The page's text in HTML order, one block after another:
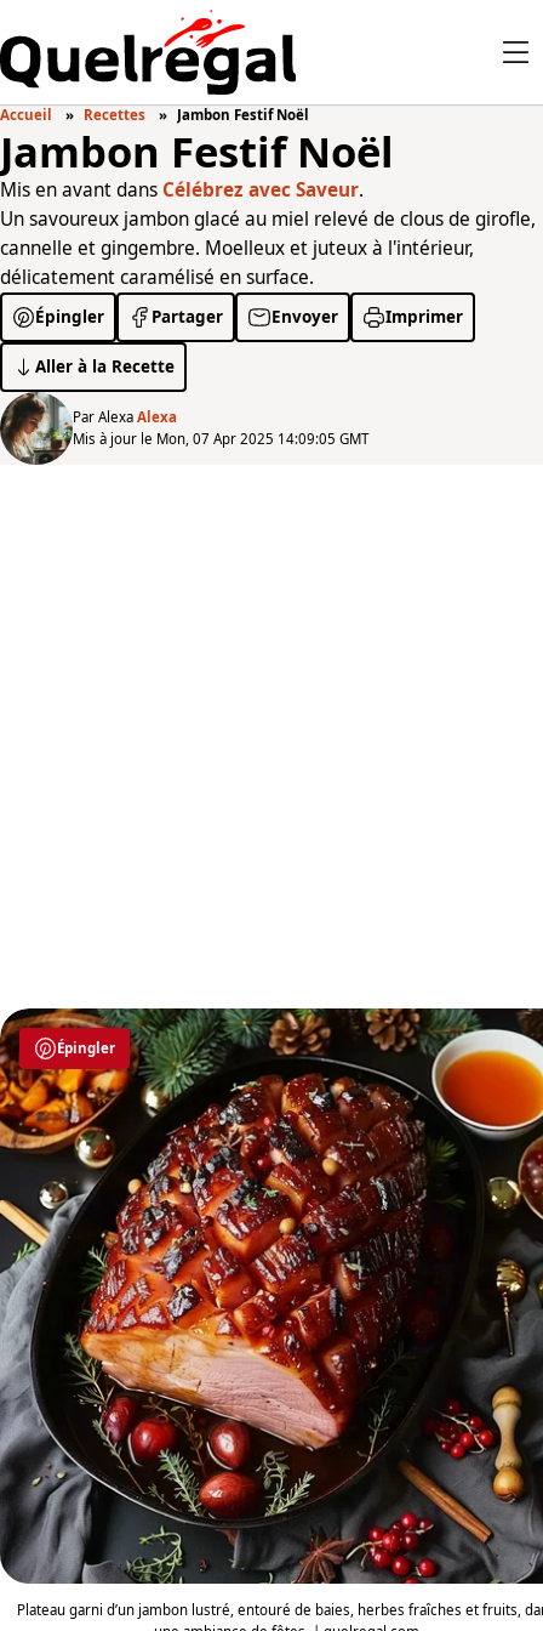
Accueil Recettes Jambon Festif Noël
Jambon Festif Noël
Mis en avant dans Célébrez avec Saveur.
Un savoureux jambon glacé au miel relevé de clous de girofle,
cannelle et gingembre. Moelleux et juteux à l'intérieur,
délicatement caramélisé en surface.
Épingler Partager Envoyer Imprimer
Aller à la Recette
Par Alexa Alexa
Mis à jour le Mon, 07 Apr 2025 14:09:05 GMT
Épingler
Plateau garni d’un jambon lustré, entouré de baies, herbes fraîches et fruits,